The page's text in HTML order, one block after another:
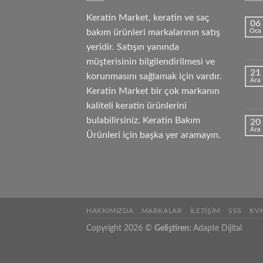
Keratin Market, keratin ve saç
bakım ürünleri markalarının satış
yeridir. Satışın yanında
müşterisinin bilgilendirilmesi ve
korunmasını sağlamak için vardır.
Keratin Market bir çok markanın
kaliteli keratin ürünlerini
bulabilirsiniz. Keratin Bakım
Ürünleri için başka yer aramayın.
06
Oca
21
Ara
20
Ara
HAKKIMIZDA MARKALAR İLETIŞIM SSS
Copyright 2026 © Geliştiren: Adapte Dijital